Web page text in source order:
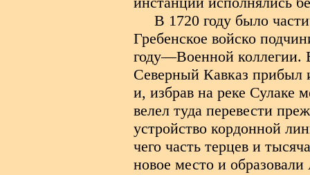
В 1720 году было
Гребенское войско
году—Военной коллегии.
Северный Кавказ прибыл
и, избрав на реке Сулаке
велел туда перевести
устройство кордонной
чего часть терцев и
новое место и образовали